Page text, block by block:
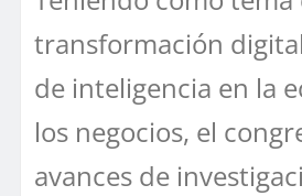
transformación
de inteligencia en la
los negocios, el
avances de